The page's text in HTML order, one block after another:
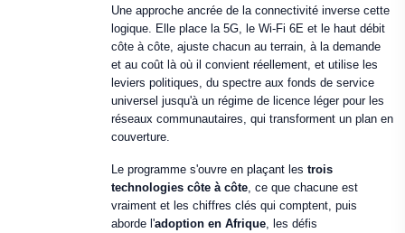
Une approche ancrée de la connectivité inverse cette
logique. Elle place la 5G, le Wi-Fi 6E et le haut débit
côte à côte, ajuste chacun au terrain, à la demande
et au coût là où il convient réellement, et utilise les
leviers politiques, du spectre aux fonds de service
universel jusqu'à un régime de licence léger pour les
réseaux communautaires, qui transforment un plan en
couverture.
Le programme s'ouvre en plaçant les trois
technologies côte à côte , ce que chacune est
vraiment et les chiffres clés qui comptent, puis
aborde l'adoption en Afrique , les défis